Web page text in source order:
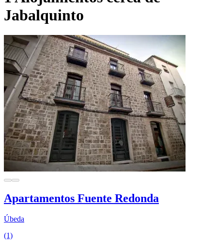
Jabalquinto
Apartamentos Fuente Redonda
Úbeda
(1)